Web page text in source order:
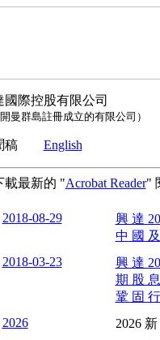
國際控股有限公司
開曼群島註冊成立的有限公司）
稿 English
載最新的 "Acrobat Reader"
2018-08-29
興 達
中 國
2018-03-23
興 達
期 股
鞏 固
2026
2026